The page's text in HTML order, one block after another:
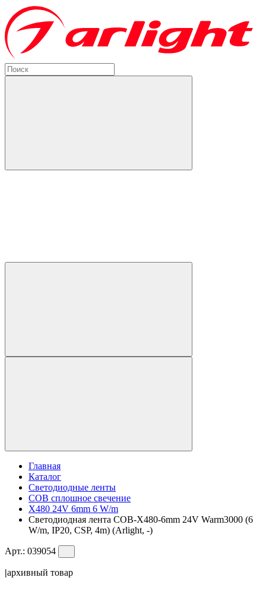
Главная
Каталог
Светодиодные ленты
COB сплошное свечение
X480 24V 6mm 6 W/m
Светодиодная лента COB-X480-6mm 24V Warm3000 (6
W/m, IP20, CSP, 4m) (Arlight, -)
Арт.: 039054
|архивный товар